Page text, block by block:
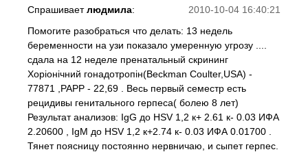
2010-10-04 16:40:21
Спрашиваетлюдмила:
Помогите разобраться что делать: 13 недель
беременности на узи показало умеренную угрозу ....
сдала на 12 неделе пренатальный скрининг
Хоріонічний гонадотропін(Beckman Coulter,USA) -
77871 ,РАРР - 22,69 . Весь первый семестр есть
рецидивы генитального герпеса( болею 8 лет)
Результат анализов: IgG до НSV 1,2 к+ 2.61 к- 0.03 ИФА
2.20600 , IgМ до НSV 1,2 к+2.74 к- 0.03 ИФА 0.01700 .
Тянет поясницу постоянно нервничаю, и сыпет герпес.